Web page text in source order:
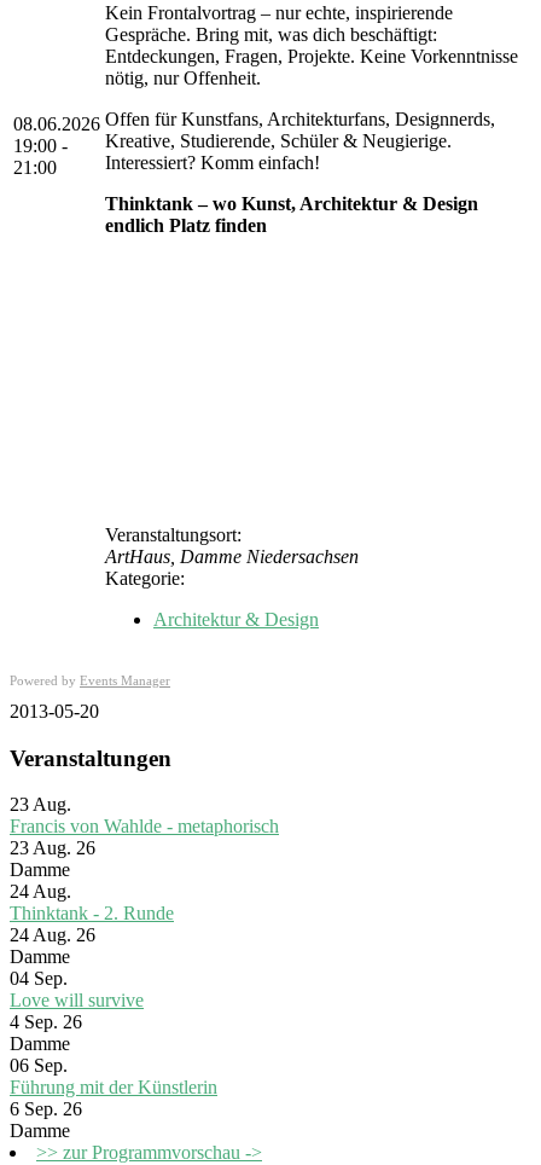
08.06.2026
19:00 -
21:00
Kein Frontalvortrag – nur echte, inspirierende
Gespräche. Bring mit, was dich beschäftigt:
Entdeckungen, Fragen, Projekte. Keine Vorkenntnisse
nötig, nur Offenheit.
Offen für Kunstfans, Architekturfans, Designnerds,
Kreative, Studierende, Schüler & Neugierige.
Interessiert? Komm einfach!
Thinktank – wo Kunst, Architektur & Design
endlich Platz finden
Veranstaltungsort:
ArtHaus, Damme Niedersachsen
Kategorie:
Architektur & Design
Powered by Events Manager
2013-05-20
Veranstaltungen
23 Aug.
Francis von Wahlde - metaphorisch
23 Aug. 26
Damme
24 Aug.
Thinktank - 2. Runde
24 Aug. 26
Damme
04 Sep.
Love will survive
4 Sep. 26
Damme
06 Sep.
Führung mit der Künstlerin
6 Sep. 26
Damme
>> zur Programmvorschau ->